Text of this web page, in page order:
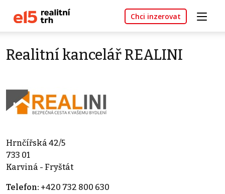
Chci inzerovat
Realitní kancelář REALINI
Hrnčířská 42/5
733 01
Karviná - Fryštát
Telefon: +420 732 800 630